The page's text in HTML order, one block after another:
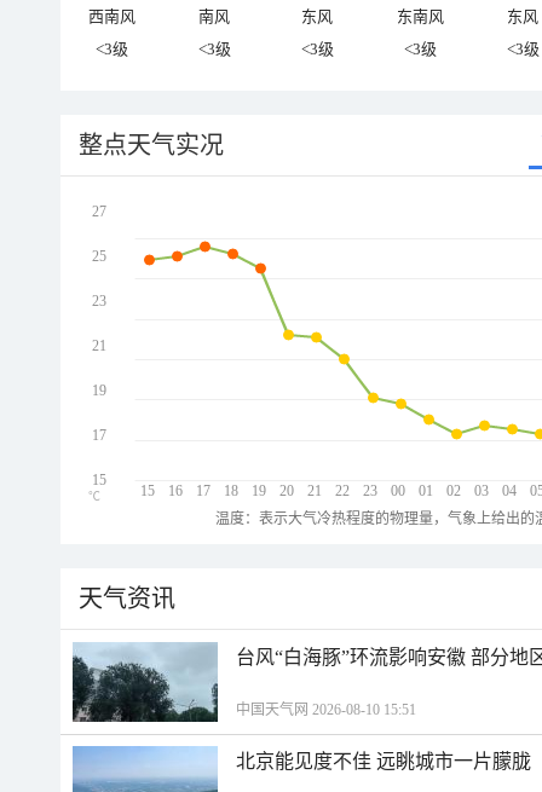
西南风 南风 东风 东南风
东风
<3级
<3级 <3级 <3级 <3级
整点天气实况
15 16 17 18 19 20 21 22 23 00 01 02 03 04
27
25
23
21
19
17
15
℃
温度：表示大气冷热程度的物理量，气象上给出
天气资讯
台风“白海豚”环流影响安徽 部分地
中国天气网 2026-08-10 15:51
北京能见度不佳 远眺城市一片朦胧